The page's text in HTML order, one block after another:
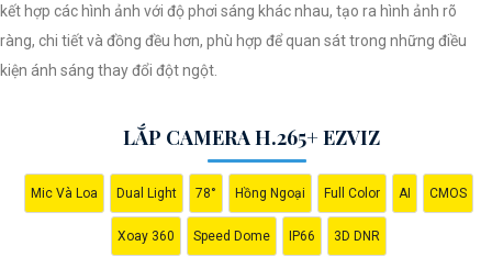
kết hợp các hình ảnh với độ phơi sáng khác nhau, tạo ra hình ảnh rõ
ràng, chi tiết và đồng đều hơn, phù hợp để quan sát trong những điều
kiện ánh sáng thay đổi đột ngột.
LẮP CAMERA H.265+ EZVIZ
Mic Và Loa Dual Light 78° Hồng Ngoại Full Color AI CMOS
Xoay 360 Speed Dome IP66 3D DNR